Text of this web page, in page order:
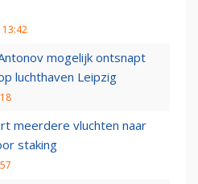
13:42
mogelijk ontsnapt
luchthaven Leipzig
meerdere vluchten naar
staking